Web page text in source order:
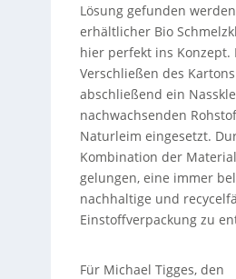
Lösung gefunden
erhältlicher Bio
hier perfekt ins Konzept.
Verschließen des
abschließend ein
nachwachsenden
Naturleim eingesetzt.
Kombination der
gelungen, eine immer
nachhaltige und
Einstoffverpackung zu
Für Michael Tigges, den